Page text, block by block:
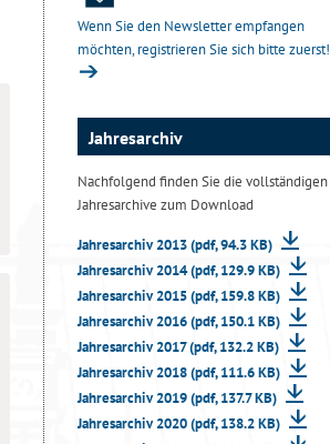
Wenn Sie den Newsletter empfangen
möchten, registrieren Sie sich bitte zuerst!
Jahresarchiv
Nachfolgend finden Sie die vollständigen
Jahresarchive zum Download
Jahresarchiv 2013 (pdf, 94.3 KB)
Jahresarchiv 2014 (pdf, 129.9 KB)
Jahresarchiv 2015 (pdf, 159.8 KB)
Jahresarchiv 2016 (pdf, 150.1 KB)
Jahresarchiv 2017 (pdf, 132.2 KB)
Jahresarchiv 2018 (pdf, 111.6 KB)
Jahresarchiv 2019 (pdf, 137.7 KB)
Jahresarchiv 2020 (pdf, 138.2 KB)